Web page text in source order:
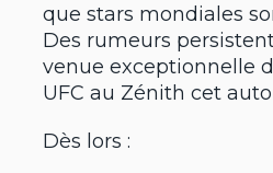
que stars mondiales
Des rumeurs
venue exceptionnelle
UFC au Zénith cet
Dès lors :